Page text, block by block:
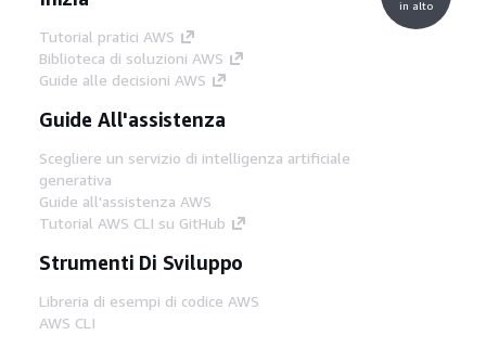
Tutorial pratici AWS
Biblioteca di soluzioni AWS
Guide alle decisioni AWS
Guide All'assistenza
Scegliere un servizio di intelligenza artificiale
generativa
Guide all'assistenza AWS
Tutorial AWS CLI su GitHub
Strumenti Di Sviluppo
Libreria di esempi di codice AWS
AWS CLI
in alto